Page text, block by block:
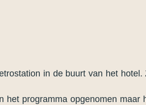
in de buurt van het hotel.
het programma opgenomen maar